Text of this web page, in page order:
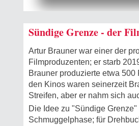
Sündige Grenze - der
Artur Brauner war einer der
Filmproduzenten; er starb
Brauner produzierte etwa
den Kinos waren seinerzeit
Streifen, aber er nahm sich
Die Idee zu "Sündige
Schmuggelphase; für